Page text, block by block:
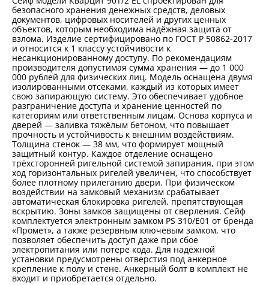
безопасного хранения денежных средств, деловых
документов, цифровых носителей и других ценных
объектов, которым необходима надёжная защита от
взлома. Изделие сертифицировано по ГОСТ Р 50862-2017
и относится к 1 классу устойчивости к
несанкционированному доступу. По рекомендациям
производителя допустимая сумма хранения — до 1 000
000 рублей для физических лиц. Модель оснащена двумя
изолированными отсеками, каждый из которых имеет
свою запирающую систему. Это обеспечивает удобное
разграничение доступа и хранение ценностей по
категориям или ответственным лицам. Основа корпуса и
дверей — заливка тяжёлым бетоном, что повышает
прочность и устойчивость к внешним воздействиям.
Толщина стенок — 38 мм, что формирует мощный
защитный контур. Каждое отделение оснащено
трёхсторонней ригельной системой запирания, при этом
ход горизонтальных ригелей увеличен, что способствует
более плотному прилеганию двери. При физическом
воздействии на замковый механизм срабатывает
автоматическая блокировка ригелей, препятствующая
вскрытию. Зоны замков защищены от сверления. Сейф
комплектуется электронным замком PS 310/E01 от бренда
«Промет», а также резервным ключевым замком, что
позволяет обеспечить доступ даже при сбое
электропитания или потере кода. Для надёжной
установки предусмотрены отверстия под анкерное
крепление к полу и стене. Анкерный болт в комплект не
входит и приобретается отдельно.